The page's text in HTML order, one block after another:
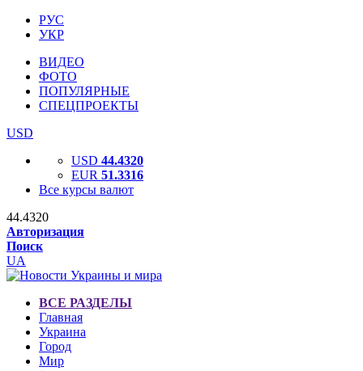
РУС
УКР
ВИДЕО
ФОТО
ПОПУЛЯРНЫЕ
СПЕЦПРОЕКТЫ
USD
USD 44.4320
EUR 51.3316
Все курсы валют
44.4320
Авторизация
Поиск
UA
ВСЕ РАЗДЕЛЫ
Главная
Украина
Город
Мир